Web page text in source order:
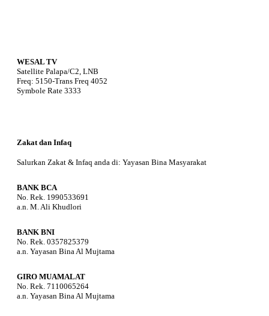
WESAL TV
Satellite Palapa/C2, LNB
Freq: 5150-Trans Freq 4052
Symbole Rate 3333
Zakat dan Infaq
Salurkan Zakat & Infaq anda di: Yayasan Bina Masyarakat
BANK BCA
No. Rek. 1990533691
a.n. M. Ali Khudlori
BANK BNI
No. Rek. 0357825379
a.n. Yayasan Bina Al Mujtama
GIRO MUAMALAT
No. Rek. 7110065264
a.n. Yayasan Bina Al Mujtama